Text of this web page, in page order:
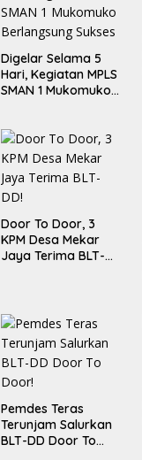
Digelar Selama 5
Hari, Kegiatan MPLS
SMAN 1 Mukomuko
Door To Door, 3
KPM Desa Mekar
Jaya Terima BLT-
Pemdes Teras
Terunjam Salurkan
BLT-DD Door To